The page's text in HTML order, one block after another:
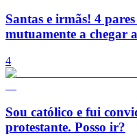
Santas e irmãs! 4
mutuamente a chegar
4
Sou católico e fui
protestante. Posso ir?